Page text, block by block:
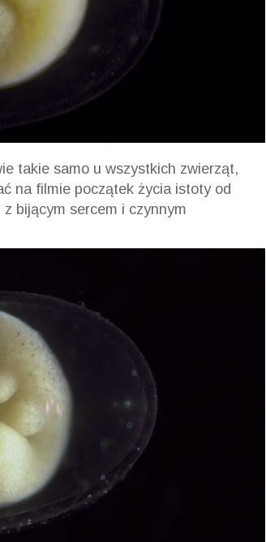
takie samo u wszystkich zwierząt,
na filmie początek życia istoty od
bijącym sercem i czynnym